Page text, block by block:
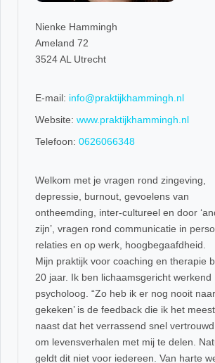
Nienke Hammingh
Ameland 72
3524 AL Utrecht
E-mail: info@praktijkhammingh.nl
Website: www.praktijkhammingh.nl
Telefoon: 0626066348
Welkom met je vragen rond zingeving,
depressie, burnout, gevoelens van
ontheemding, inter-cultureel en door
zijn’, vragen rond communicatie in
relaties en op werk, hoogbegaafdheid.
Mijn praktijk voor coaching en therapie
20 jaar. Ik ben lichaamsgericht werkend
psycholoog. “Zo heb ik er nog nooit naar
gekeken’ is de feedback die ik het
naast dat het verrassend snel
om levensverhalen met mij te delen.
geldt dit niet voor iedereen. Van harte